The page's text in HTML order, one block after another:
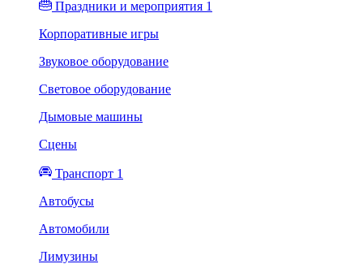
Праздники и мероприятия 1
Корпоративные игры
Звуковое оборудование
Световое оборудование
Дымовые машины
Сцены
Транспорт 1
Автобусы
Автомобили
Лимузины